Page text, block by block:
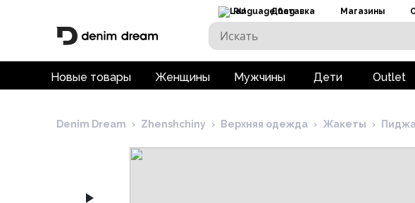
RU Доставка Магазины
Новые товары Женщины Мужчины Дети Outlet
Denim Dream › Zhenshchiny › Верхняя одежда › Жакеты ›